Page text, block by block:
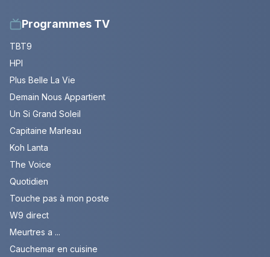
Programmes TV
TBT9
HPI
Plus Belle La Vie
Demain Nous Appartient
Un Si Grand Soleil
Capitaine Marleau
Koh Lanta
The Voice
Quotidien
Touche pas à mon poste
W9 direct
Meurtres a ...
Cauchemar en cuisine